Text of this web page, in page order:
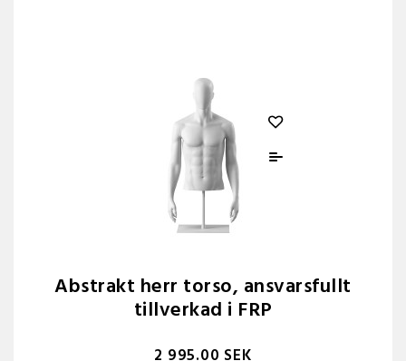
Abstrakt herr torso, ansvarsfullt
tillverkad i FRP
2 995.00 SEK